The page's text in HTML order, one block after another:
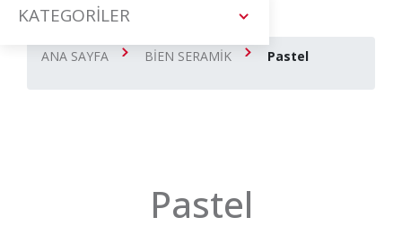
KATEGORİLER
ANA SAYFA BİEN SERAMİK Pastel
Pastel